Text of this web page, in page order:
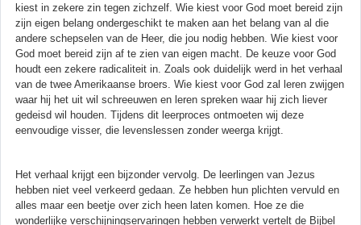
kiest in zekere zin tegen zichzelf. Wie kiest voor God moet bereid zijn
zijn eigen belang ondergeschikt te maken aan het belang van al die
andere schepselen van de Heer, die jou nodig hebben. Wie kiest voor
God moet bereid zijn af te zien van eigen macht. De keuze voor God
houdt een zekere radicaliteit in. Zoals ook duidelijk werd in het verhaal
van de twee Amerikaanse broers. Wie kiest voor God zal leren zwijgen
waar hij het uit wil schreeuwen en leren spreken waar hij zich liever
gedeisd wil houden. Tijdens dit leerproces ontmoeten wij deze
eenvoudige visser, die levenslessen zonder weerga krijgt.
Het verhaal krijgt een bijzonder vervolg. De leerlingen van Jezus
hebben niet veel verkeerd gedaan. Ze hebben hun plichten vervuld en
alles maar een beetje over zich heen laten komen. Hoe ze die
wonderlijke verschijningservaringen hebben verwerkt vertelt de Bijbel